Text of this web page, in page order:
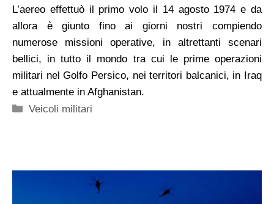
L’aereo effettuò il primo volo il 14 agosto 1974 e da
allora è giunto fino ai giorni nostri compiendo
numerose missioni operative, in altrettanti scenari
bellici, in tutto il mondo tra cui le prime operazioni
militari nel Golfo Persico, nei territori balcanici, in Iraq
e attualmente in Afghanistan.
Categorie
Veicoli militari